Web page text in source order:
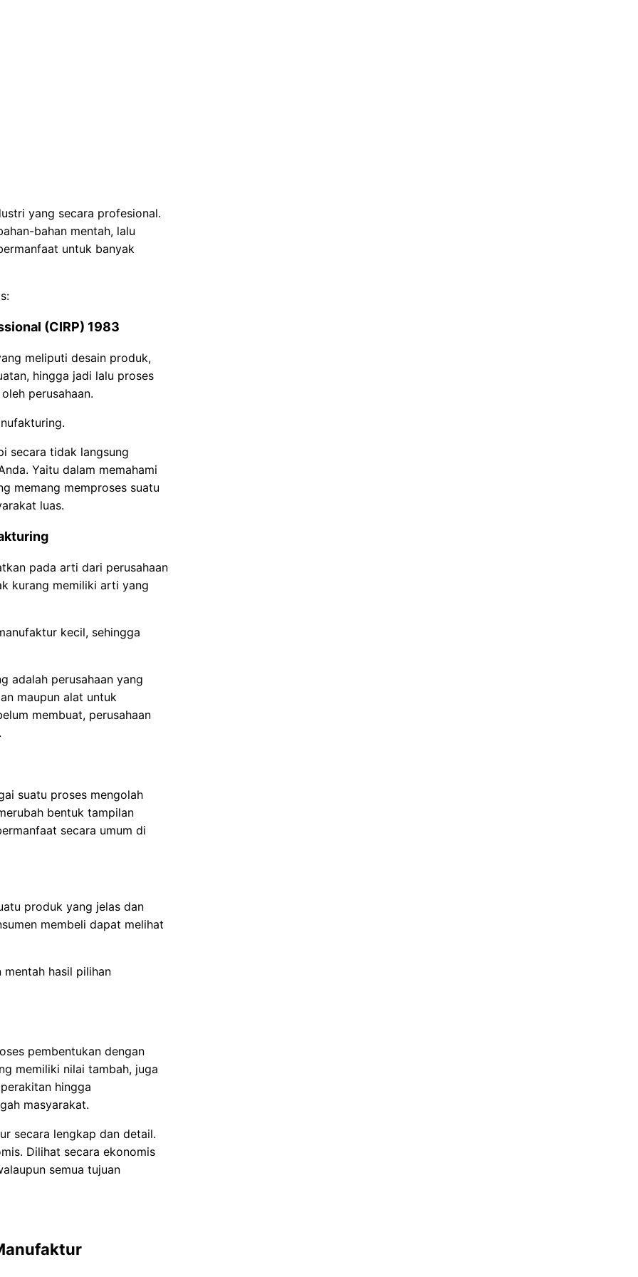
yang secara profesional.
bahan mentah, lalu
untuk banyak
(CIRP) 1983
meliputi desain produk,
hingga jadi lalu proses
perusahaan.
secara tidak langsung
Yaitu dalam memahami
memang memproses suatu
luas.
pada arti dari perusahaan
kurang memiliki arti yang
kecil, sehingga
adalah perusahaan yang
maupun alat untuk
membuat, perusahaan
suatu proses mengolah
bentuk tampilan
secara umum di
produk yang jelas dan
membeli dapat melihat
hasil pilihan
pembentukan dengan
memiliki nilai tambah, juga
hingga
masyarakat.
secara lengkap dan detail.
Dilihat secara ekonomis
semua tujuan